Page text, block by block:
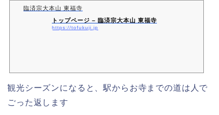
臨済宗大本山 東福寺
トップページ – 臨済宗大本山 東福寺
https://tofukuji.jp
観光シーズンになると、駅からお寺までの道は人で
ごった返します